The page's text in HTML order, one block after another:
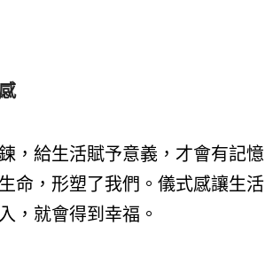
，給生活賦予意義，才會有記憶
命，形塑了我們。儀式感讓生活
，就會得到幸福。